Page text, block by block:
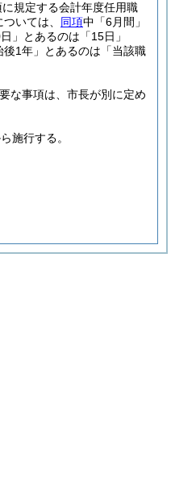
規定する会計年度任用職
いては、 同項中「6月間」
」とあるのは「15日」
1年」とあるのは「当該職
な事項は、市長が別に定め
施行する。